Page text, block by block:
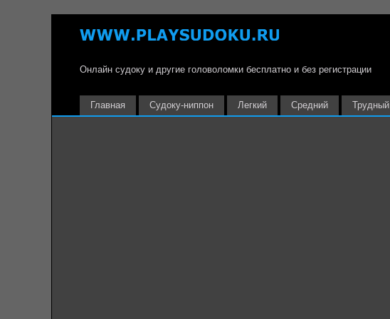
Онлайн судоку и другие головоломки бесплатно и без регистрации
Главная Судоку-ниппон Легкий Средний Трудный